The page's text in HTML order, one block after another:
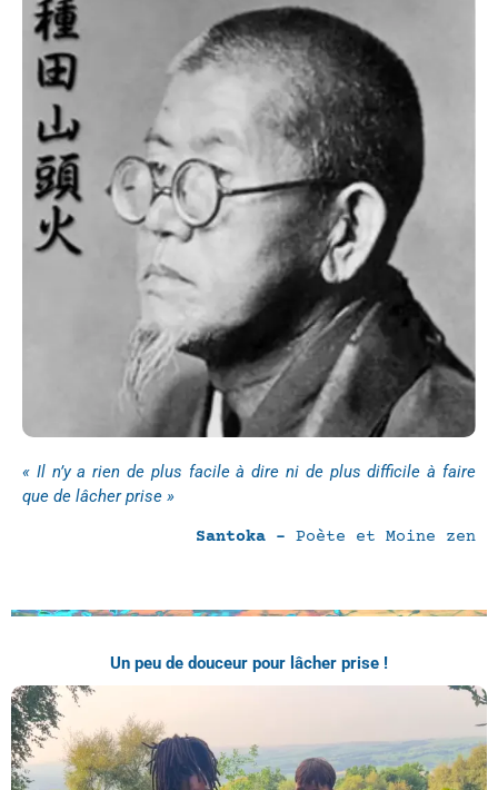
« Il n’y a rien de plus facile à dire ni de plus difficile à faire
que de lâcher prise »
Santoka – Poète et Moine zen
Un peu de douceur pour lâcher prise !